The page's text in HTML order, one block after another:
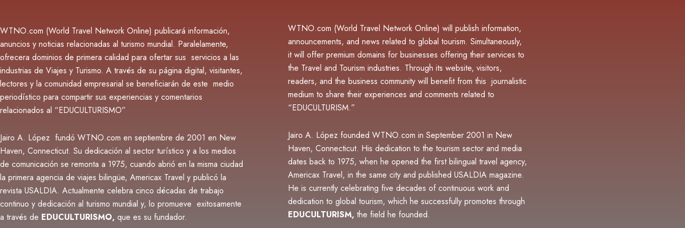
WTNO.com (World Travel Network Online) publicará información,
anuncios y noticias relacionadas al turismo mundial. Paralelamente,
ofrecera dominios de primera calidad para ofertar sus servicios a las
industrias de Viajes y Turismo. A través de su página digital, visitantes,
lectores y la comunidad empresarial se beneficiarán de este medio
periodístico para compartir sus experiencias y comentarios
relacionados al “EDUCULTURISMO”
Jairo A. López fundó WTNO.com en septiembre de 2001 en New
Haven, Connecticut. Su dedicación al sector turístico y a los medios
de comunicación se remonta a 1975, cuando abrió en la misma ciudad
la primera agencia de viajes bilingüe, Americax Travel y publicó la
revista USALDIA. Actualmente celebra cinco décadas de trabajo
continuo y dedicación al turismo mundial y, lo promueve exitosamente
a través de EDUCULTURISMO, que es su fundador.
WTNO.com (World Travel Network Online) will publish information,
announcements, and news related to global tourism. Simultaneously,
it will offer premium domains for businesses offering their services to
the Travel and Tourism industries. Through its website, visitors,
readers, and the business community will benefit from this journalistic
medium to share their experiences and comments related to
“EDUCULTURISM.”
Jairo A. López founded WTNO.com in September 2001 in New
Haven, Connecticut. His dedication to the tourism sector and media
dates back to 1975, when he opened the first bilingual travel agency,
Americax Travel, in the same city and published USALDIA magazine.
He is currently celebrating five decades of continuous work and
dedication to global tourism, which he successfully promotes through
EDUCULTURISM, the field he founded.